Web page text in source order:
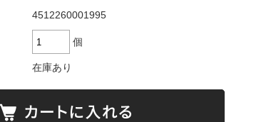
4512260001995
個
在庫あり